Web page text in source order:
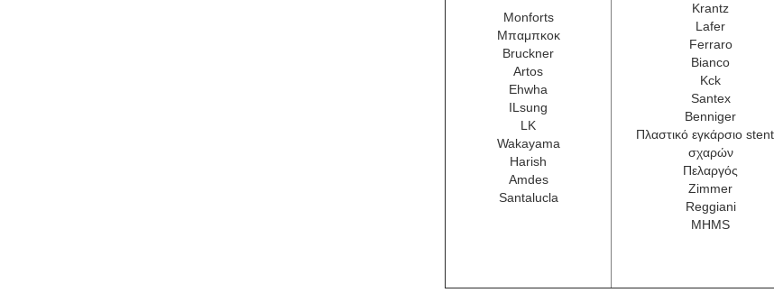
Monforts
Μπαμπκοκ
Bruckner
Artos
Ehwha
ILsung
LK
Wakayama
Harish
Amdes
Santalucla
Krantz
Lafer
Ferraro
Bianco
Kck
Santex
Benniger
Πλαστικό εγκάρσιο
σχαρών
Πελαργός
Zimmer
Reggiani
MHMS